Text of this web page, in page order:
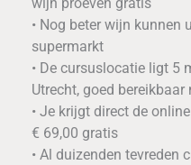
wijn proeven gratis
• Nog beter wijn
supermarkt
• De cursuslocatie ligt 5
Utrecht, goed bereikbaar
• Je krijgt direct de online
€ 69,00 gratis
• Al duizenden tevreden